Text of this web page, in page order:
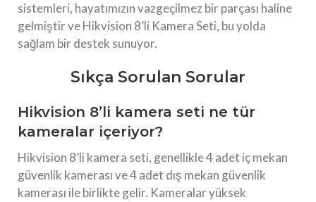
sistemleri, hayatımızın vazgeçilmez bir parçası haline
gelmiştir ve Hikvision 8’li Kamera Seti, bu yolda
sağlam bir destek sunuyor.
Sıkça Sorulan Sorular
Hikvision 8’li kamera seti ne tür
kameralar içeriyor?
Hikvision 8’li kamera seti, genellikle 4 adet iç mekan
güvenlik kamerası ve 4 adet dış mekan güvenlik
kamerası ile birlikte gelir. Kameralar yüksek